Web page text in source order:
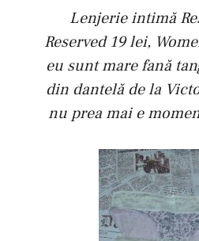
Lenjerie intimă
Reserved 19 lei,
eu sunt mare fană
din dantelă de la
nu prea mai e